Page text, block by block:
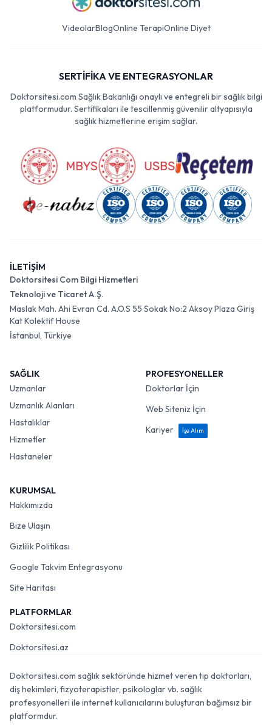
VideolarBlogOnline TerapiOnline Diyet
SERTİFİKA VE ENTEGRASYONLAR
Doktorsitesi.com Sağlık Bakanlığı onaylı ve entegreli bir sağlık bilgi
platformudur. Sertifikaları ile tescillenmiş güvenilir altyapısıyla
sağlık hizmetlerine erişim sağlar.
İLETİŞİM
Doktorsitesi Com Bilgi Hizmetleri
Teknoloji ve Ticaret A.Ş.
Maslak Mah. Ahi Evran Cd. A.O.S 55 Sokak No:2 Aksoy Plaza Giriş
Kat Kolektif House
İstanbul, Türkiye
SAĞLIK
Uzmanlar
Uzmanlık Alanları
Hastalıklar
Hizmetler
Hastaneler
PROFESYONELLER
Doktorlar İçin
Web Siteniz İçin
Kariyer
İşe Alım
KURUMSAL
Hakkımızda
Bize Ulaşın
Gizlilik Politikası
Google Takvim Entegrasyonu
Site Haritası
PLATFORMLAR
Doktorsitesi.com
Doktorsitesi.az
Doktorsitesi.com sağlık sektöründe hizmet veren tıp doktorları,
diş hekimleri, fizyoterapistler, psikologlar vb. sağlık
profesyonelleri ile internet kullanıcılarını buluşturan bağımsız bir
platformdur.